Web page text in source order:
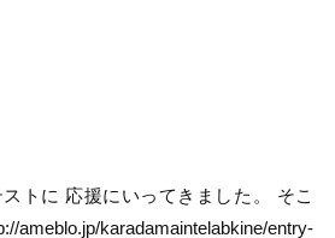
トに 応援にいってきました。 そこ
ameblo.jp/karadamaintelabkine/entry-